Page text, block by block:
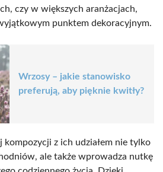
czy w większych aranżacjach,
punktem dekoracyjnym.
Wrzosy – jakie stanowisko
preferują, aby pięknie kwitły?
z ich udziałem nie tylko
ale także wprowadza nutkę